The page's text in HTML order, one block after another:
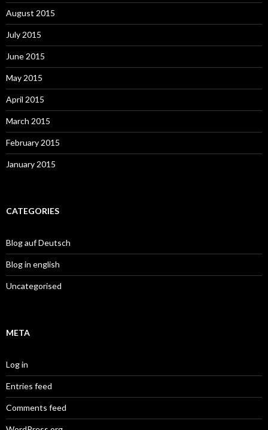
August 2015
July 2015
June 2015
May 2015
April 2015
March 2015
February 2015
January 2015
CATEGORIES
Blog auf Deutsch
Blog in english
Uncategorised
META
Log in
Entries feed
Comments feed